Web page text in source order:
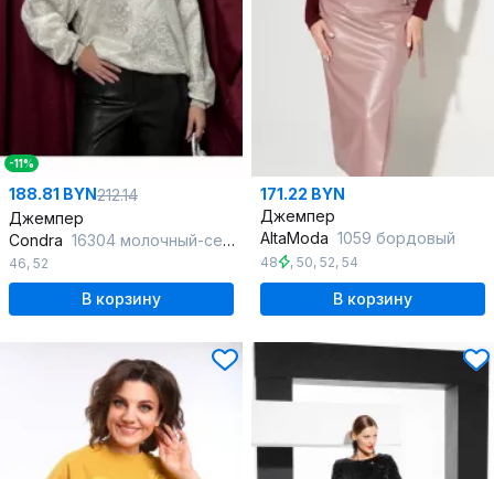
-11%
188.81 BYN212.14
Джемпер
Condra 16304 молочный-серебристый
46, 52
В корзину
171.22 BYN
Джемпер
AltaModa 1059 бордовый
48 , 50, 52, 54
В корзину